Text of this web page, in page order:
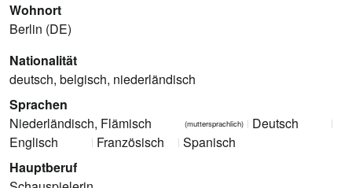
Wohnort
Berlin (DE)
Nationalität
deutsch, belgisch, niederländisch
Sprachen
Niederländisch, Flämisch
(muttersprachlich)
Deutsch
Englisch
Französisch
Spanisch
Hauptberuf